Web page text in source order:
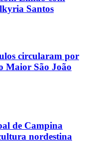
Santos
circularam por
Maior São João
de Campina
nordestina